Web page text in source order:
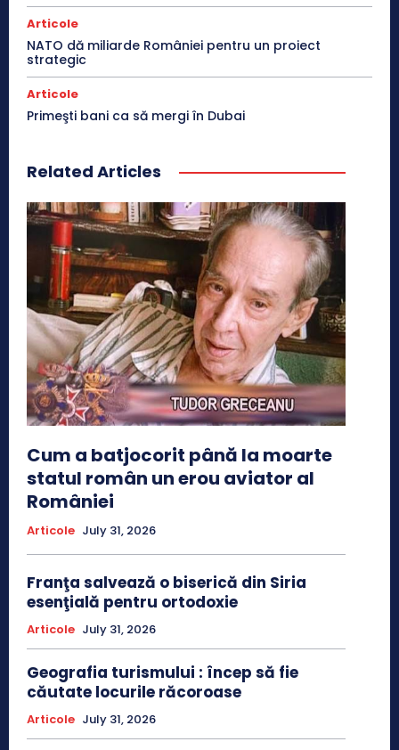
Articole
NATO dă miliarde României pentru un proiect
strategic
Articole
Primeşti bani ca să mergi în Dubai
Related Articles
Cum a batjocorit până la moarte
statul român un erou aviator al
României
Articole July 31, 2026
Franţa salvează o biserică din Siria
esenţială pentru ortodoxie
Articole July 31, 2026
Geografia turismului : încep să fie
căutate locurile răcoroase
Articole July 31, 2026